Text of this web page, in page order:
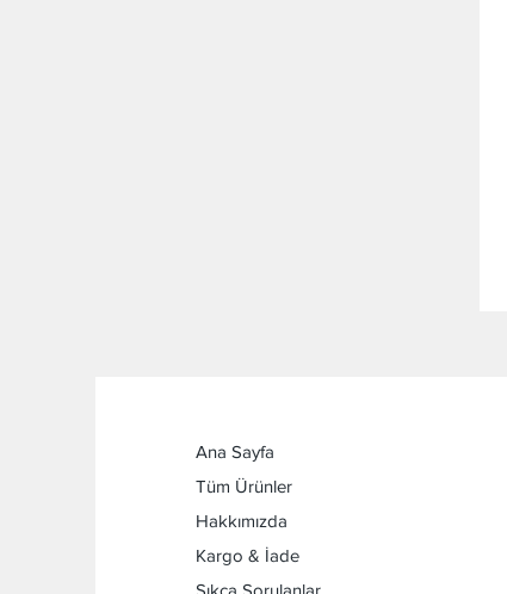
Ana Sayfa
Tüm Ürünler
Hakkımızda
Kargo & İade